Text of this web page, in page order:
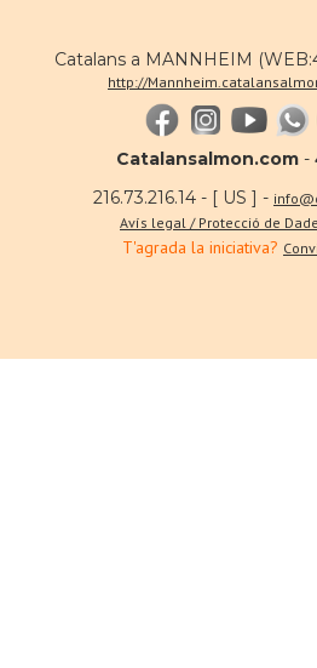
Catalans a MANNHEIM
http://
Catalansalmon.com -
216.73.216.14 - [ US ] -
Avís legal / Protecció de
T'agrada la iniciativa?